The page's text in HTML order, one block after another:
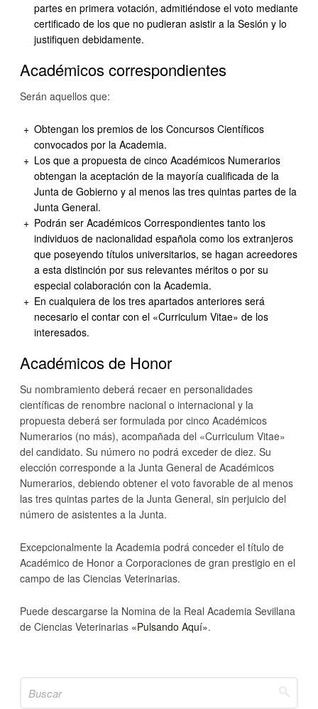
partes en primera votación, admitiéndose el voto mediante
certificado de los que no pudieran asistir a la Sesión y lo
justifiquen debidamente.
Académicos correspondientes
Serán aquellos que:
Obtengan los premios de los Concursos Científicos
convocados por la Academia.
Los que a propuesta de cinco Académicos Numerarios
obtengan la aceptación de la mayoría cualificada de la
Junta de Gobierno y al menos las tres quintas partes de la
Junta General.
Podrán ser Académicos Correspondientes tanto los
individuos de nacionalidad española como los extranjeros
que poseyendo títulos universitarios, se hagan acreedores
a esta distinción por sus relevantes méritos o por su
especial colaboración con la Academia.
En cualquiera de los tres apartados anteriores será
necesario el contar con el «Curriculum Vitae» de los
interesados.
Académicos de Honor
Su nombramiento deberá recaer en personalidades
científicas de renombre nacional o internacional y la
propuesta deberá ser formulada por cinco Académicos
Numerarios (no más), acompañada del «Curriculum Vitae»
del candidato. Su número no podrá exceder de diez. Su
elección corresponde a la Junta General de Académicos
Numerarios, debiendo obtener el voto favorable de al menos
las tres quintas partes de la Junta General, sin perjuicio del
número de asistentes a la Junta.
Excepcionalmente la Academia podrá conceder el título de
Académico de Honor a Corporaciones de gran prestigio en el
campo de las Ciencias Veterinarias.
Puede descargarse la Nomina de la Real Academia Sevillana
de Ciencias Veterinarias «Pulsando Aquí».
for: